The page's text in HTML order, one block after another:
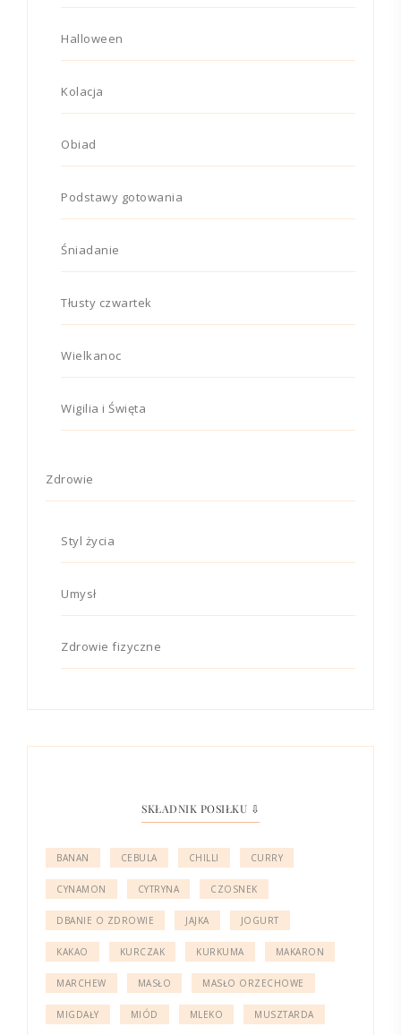
Halloween
Kolacja
Obiad
Podstawy gotowania
Śniadanie
Tłusty czwartek
Wielkanoc
Wigilia i Święta
Zdrowie
Styl życia
Umysł
Zdrowie fizyczne
SKŁADNIK POSIŁKU ⇩
BANAN CEBULA CHILLI CURRY
CYNAMON CYTRYNA CZOSNEK
DBANIE O ZDROWIE JAJKA JOGURT
KAKAO KURCZAK KURKUMA MAKARON
MARCHEW MASŁO MASŁO ORZECHOWE
MIGDAŁY MIÓD MLEKO MUSZTARDA